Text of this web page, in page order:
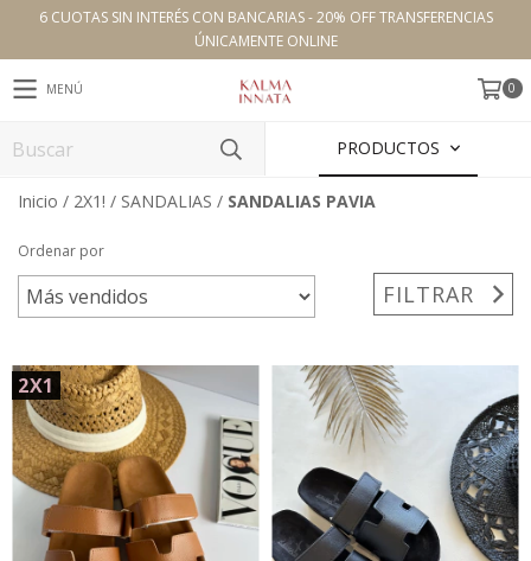
6 CUOTAS SIN INTERÉS CON BANCARIAS - 20% OFF TRANSFERENCIAS
ÚNICAMENTE ONLINE
MENÚ 0
PRODUCTOS
Inicio / 2X1! / SANDALIAS / SANDALIAS PAVIA
Ordenar por
FILTRAR
2X1